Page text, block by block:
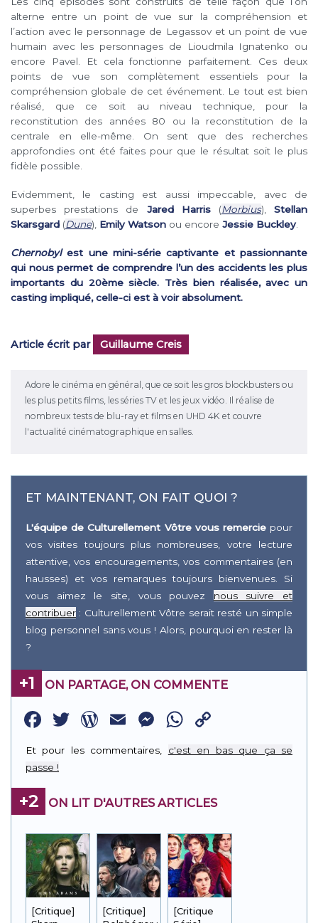
alterne entre un point de vue sur la compréhension et
l’action avec le personnage de Legassov et un point de vue
humain avec les personnages de Lioudmila Ignatenko ou
encore Pavel. Et cela fonctionne parfaitement. Ces deux
points de vue son complètement essentiels pour la
compréhension globale de cet événement. Le tout est bien
réalisé, que ce soit au niveau technique, pour la
reconstitution des années 80 ou la reconstitution de la
centrale en elle-même. On sent que des recherches
approfondies ont été faites pour que le résultat soit le plus
fidèle possible.
Evidemment, le casting est aussi impeccable, avec de
superbes prestations de Jared Harris(Morbius),Stellan
Skarsgard (Dune), Emily Watson ou encore Jessie Buckley.
Chernobylest une mini-série captivante et passionnante
qui nous permet de comprendre l’un des accidents les plus
importants du 20ème siècle. Très bien réalisée, avec un
casting impliqué, celle-ci est à voir absolument.
Article écrit par Guillaume Creis
Adore le cinéma en général, que ce soit les gros blockbusters ou
les plus petits films, les séries TV et les jeux vidéo. Il réalise de
nombreux tests de blu-ray et films en UHD 4K et couvre
l'actualité cinématographique en salles.
ET MAINTENANT, ON FAIT QUOI ?
L'équipe de Culturellement Vôtre vous remerciepour
vos visites toujours plus nombreuses, votre lecture
attentive, vos encouragements, vos commentaires (en
hausses) et vos remarques toujours bienvenues. Si
vous aimez le site, vous pouvez nous suivre et
contribuer : Culturellement Vôtre serait resté un simple
blog personnel sans vous ! Alors, pourquoi en rester là
?
+1 ON PARTAGE, ON COMMENTE
Facebook
Twitter
WordPress
EmailMessenger
WhatsApp
Link
Et pour les commentaires, c'est en bas que ça se
passe !
+2 ON LIT D'AUTRES ARTICLES
[Critique]
[Critique]
[Critique